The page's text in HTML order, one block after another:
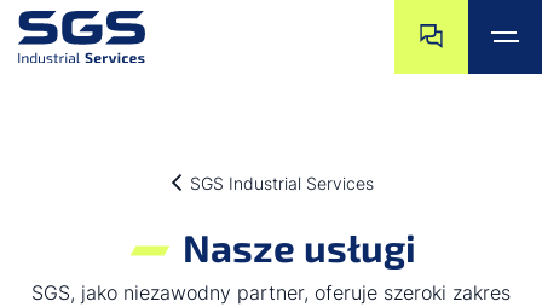
SGS Industrial Services
Nasze usługi
SGS, jako niezawodny partner, oferuje szeroki zakres